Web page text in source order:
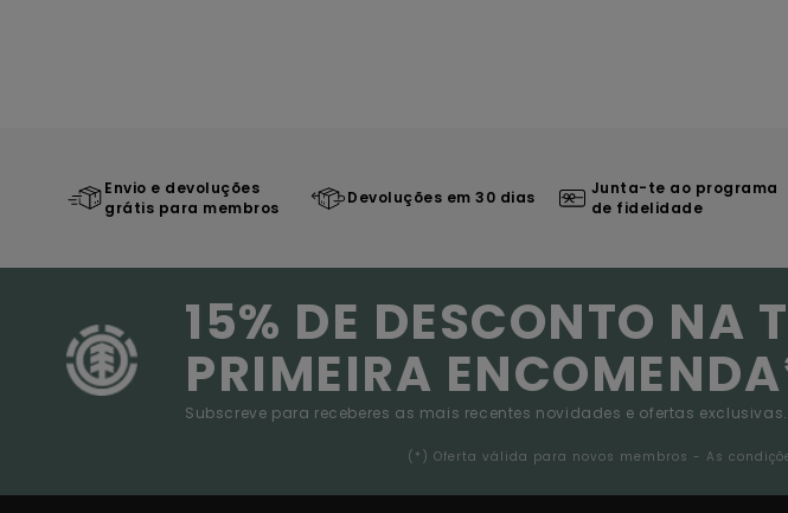
Envio e devoluções
grátis para membros
Devoluções em 30 dias
Junta-te ao programa
de fidelidade
15% DE DESCONTO NA
PRIMEIRA
Subscreve para receberes as mais recentes novidades e ofertas exclusivas.
(*) Oferta válida para novos membros - As